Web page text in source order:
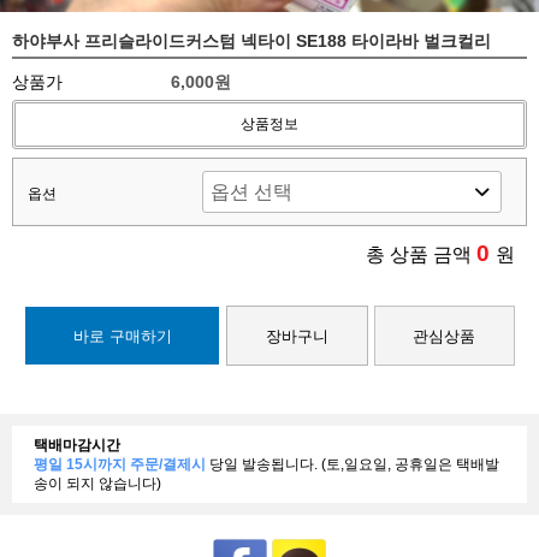
하야부사 프리슬라이드커스텀 넥타이 SE188 타이라바 벌크컬리
상품가 6,000원
상품정보
옵션
총 상품 금액 0 원
바로 구매하기 장바구니 관심상품
택배마감시간
평일 15시까지 주문/결제시 당일 발송됩니다. (토,일요일, 공휴일은 택배발
송이 되지 않습니다)